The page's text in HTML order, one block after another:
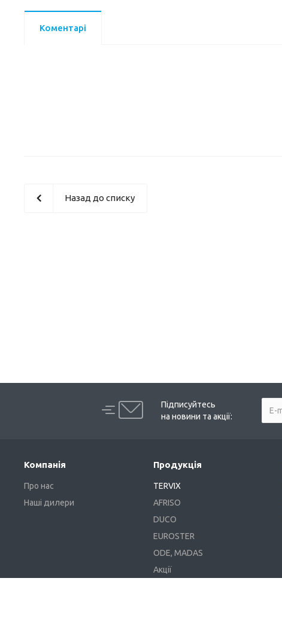
Коментарі
Назад до списку
Підписуйтесь
на новини та акції:
Компанія
Про нас
Наші дилери
Продукція
TERVIX
AFRISO
DUCO
EUROSTER
ODE, MADAS
Акції